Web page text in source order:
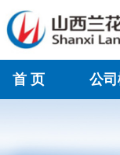
首 页 公